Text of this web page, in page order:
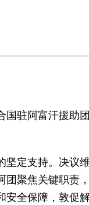
国驻阿富汗援助
坚定支持。决议
团聚焦关键职责
安全保障，敦促